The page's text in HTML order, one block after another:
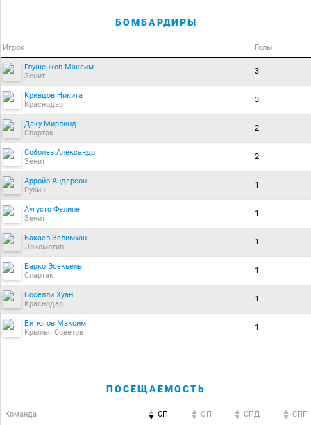
БОМБАРДИРЫ
Игрок Голы
Глушенков Максим
Зенит
3
Кривцов Никита
Краснодар
3
Даку Мирлинд
Спартак
2
Соболев Александр
Зенит
2
Арройо Андерсон
Рубин
1
Аугусто Фелипе
Зенит
1
Бакаев Зелимхан
Локомотив
1
Барко Эсекьель
Спартак
1
Боселли Хуан
Краснодар
1
Витюгов Максим
Крылья Советов
1
ПОСЕЩАЕМОСТЬ
Команда СП ОП CПД CПГ